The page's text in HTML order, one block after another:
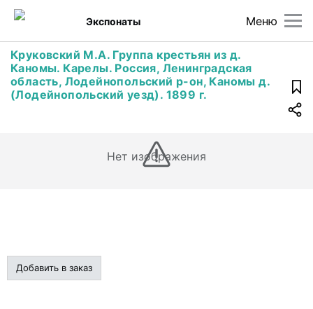
Меню
Экспонаты
Круковский М.А. Группа крестьян из д.
Каномы. Карелы. Россия, Ленинградская
область, Лодейнопольский р-он, Каномы д.
(Лодейнопольский уезд). 1899 г.
Нет изображения
Добавить в заказ